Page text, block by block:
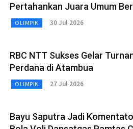
Pertahankan Juara Umum
OLIMPIK 30 Jul 2026
RBC NTT Sukses Gelar
Perdana di Atambua
OLIMPIK 27 Jul 2026
Bayu Saputra Jadi